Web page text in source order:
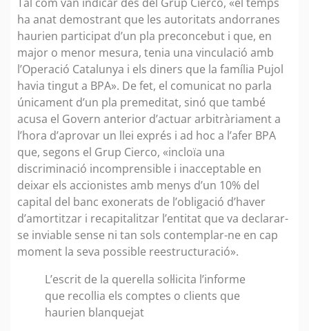
ha anat demostrant que les autoritats andorranes
haurien participat d’un pla preconcebut i que, en
major o menor mesura, tenia una vinculació amb
l’Operació Catalunya i els diners que la família Pujol
havia tingut a BPA». De fet, el comunicat no parla
únicament d’un pla premeditat, sinó que també
acusa el Govern anterior d’actuar arbitràriament a
l’hora d’aprovar un llei exprés i ad hoc a l’afer BPA
que, segons el Grup Cierco, «incloïa una
discriminació incomprensible i inacceptable en
deixar els accionistes amb menys d’un 10% del
capital del banc exonerats de l’obligació d’haver
d’amortitzar i recapitalitzar l’entitat que va declarar-
se inviable sense ni tan sols contemplar-ne en cap
moment la seva possible reestructuració».
L’escrit de la querella sol·licita l’informe
que recollia els comptes o clients que
haurien blanquejat